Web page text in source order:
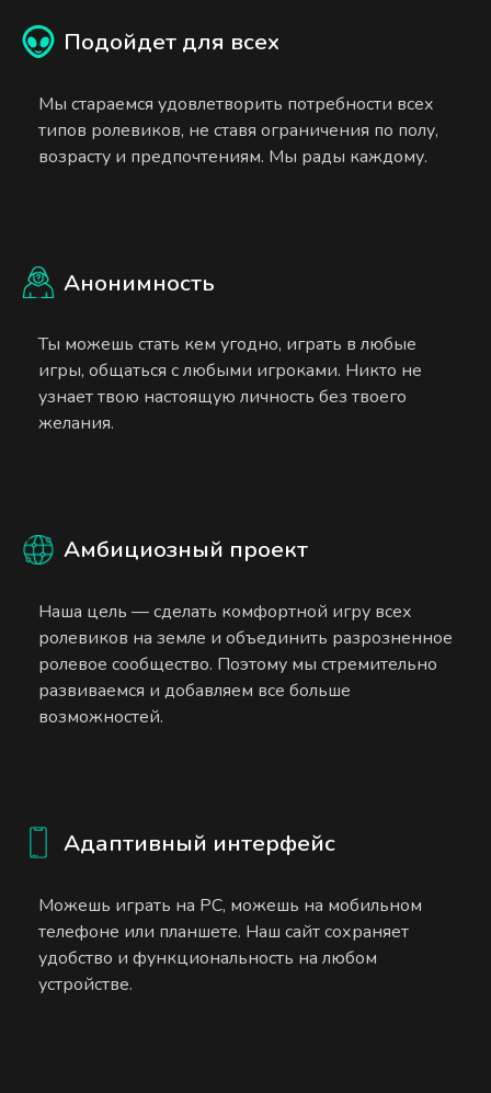
Подойдет для всех
Мы стараемся удовлетворить потребности всех
типов ролевиков, не ставя ограничения по полу,
возрасту и предпочтениям. Мы рады каждому.
Анонимность
Ты можешь стать кем угодно, играть в любые
игры, общаться с любыми игроками. Никто не
узнает твою настоящую личность без твоего
желания.
Амбициозный проект
Наша цель — сделать комфортной игру всех
ролевиков на земле и объединить разрозненное
ролевое сообщество. Поэтому мы стремительно
развиваемся и добавляем все больше
возможностей.
Адаптивный интерфейс
Можешь играть на PC, можешь на мобильном
телефоне или планшете. Наш сайт сохраняет
удобство и функциональность на любом
устройстве.